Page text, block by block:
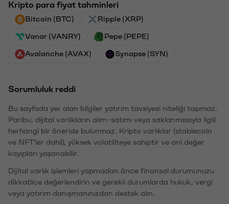
Kripto para fiyat tahminleri
Bitcoin (BTC) Ripple (XRP)
Vanar (VANRY) Pepe (PEPE)
Avalanche (AVAX) Synapse (SYN)
Sorumluluk reddi
Bu sayfada yer alan bilgiler yatırım tavsiyesi niteliği taşımaz.
Paribu, dijital varlıkların alım-satımı veya saklanmasıyla ilgili
herhangi bir öneride bulunmaz. Kripto varlıklar (stablecoin
ve NFT'ler dahil), yüksek volatiliteye sahiptir ve ani değer
kayıpları yaşanabilir.
Dijital varlık işlemleri yapmadan önce finansal durumunuzu
dikkatlice değerlendirin ve gerekli durumlarda hukuk, vergi
veya yatırım danışmanınızdan destek alın.